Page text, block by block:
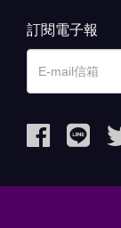
訂閱電子報